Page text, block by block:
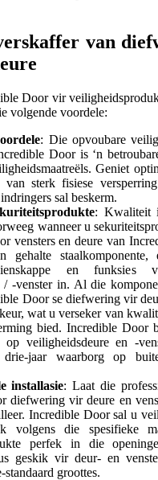
van
Door vir
volgende voordele:
: Die opvoubare
Door is ‘n
Geniet
van sterk fisiese
sal beskerm.
: Kwaliteit
wanneer u
vensters en deure van
gehalte
en funksies
/ -venster in. Al die
Door se diefwering vir
wat u verseker van
bied. Incredible Door
op veiligheidsdeure en -
jaar waarborg op
installasie: Laat die
diefwering vir deure en
Incredible Door sal u
volgens die spesifieke
perfek in die
geskik vir deur- en
standaard groottes.